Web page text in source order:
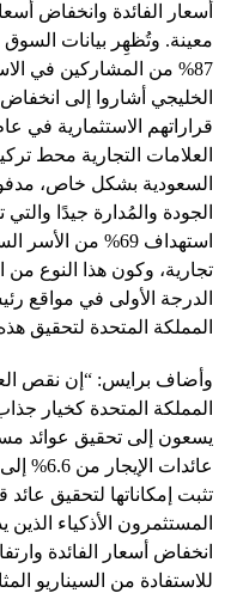
أسعار الفائدة وانخفاض
معينة. وتُظهِر بيانات
87% من المشاركين في
الخليجي أشاروا إلى
العلامات التجارية محط
السعودية بشكل خاص،
الجودة والمُدارة جيدًا
استهداف 69% من
تجارية، وكون هذا النوع
الدرجة الأولى في مواقع
المملكة المتحدة لتحقيق
وأضاف برايس: “إن نقص
المملكة المتحدة كخيار
يسعون إلى تحقيق عوائد
تثبت إمكاناتها لتحقيق
المستثمرون الأذكياء
انخفاض أسعار الفائدة
للاستفادة من السيناريو